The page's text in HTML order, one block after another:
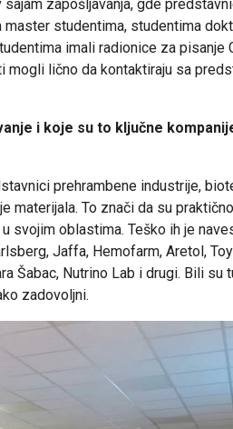
zapošljavanja, gde
studentima, studentima
imali radionice za pisanje
lično da kontaktiraju sa
i koje su to ključne
prehrambene industrije,
materijala. To znači da su
svojim oblastima. Teško ih je
Jaffa, Hemofarm, Aretol,
Šabac, Nutrino Lab i drugi. Bili su
zadovoljni.